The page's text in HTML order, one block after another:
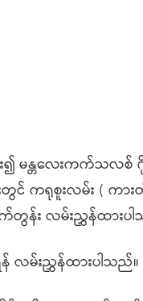
၍ မန္တလေးကက်သလ
းတွင် ကရုစူးလမ်း ( က
တွန်း လမ်းညွှန်ထားပ
န် လမ်းညွှန်ထားပါသည်။